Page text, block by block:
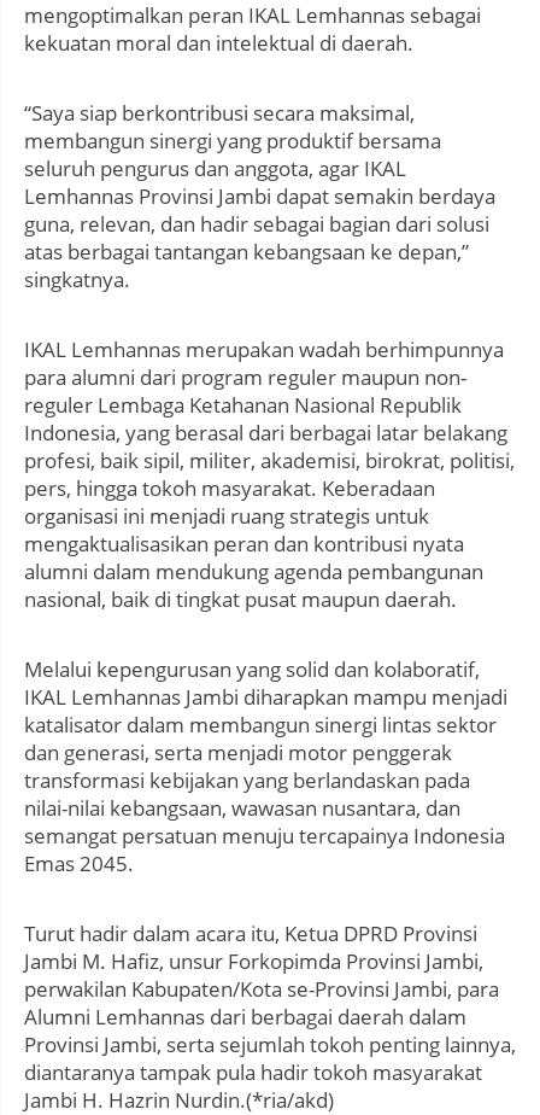
mengoptimalkan peran IKAL Lemhannas sebagai
kekuatan moral dan intelektual di daerah.
“Saya siap berkontribusi secara maksimal,
membangun sinergi yang produktif bersama
seluruh pengurus dan anggota, agar IKAL
Lemhannas Provinsi Jambi dapat semakin berdaya
guna, relevan, dan hadir sebagai bagian dari solusi
atas berbagai tantangan kebangsaan ke depan,”
singkatnya.
IKAL Lemhannas merupakan wadah berhimpunnya
para alumni dari program reguler maupun non-
reguler Lembaga Ketahanan Nasional Republik
Indonesia, yang berasal dari berbagai latar belakang
profesi, baik sipil, militer, akademisi, birokrat, politisi,
pers, hingga tokoh masyarakat. Keberadaan
organisasi ini menjadi ruang strategis untuk
mengaktualisasikan peran dan kontribusi nyata
alumni dalam mendukung agenda pembangunan
nasional, baik di tingkat pusat maupun daerah.
Melalui kepengurusan yang solid dan kolaboratif,
IKAL Lemhannas Jambi diharapkan mampu menjadi
katalisator dalam membangun sinergi lintas sektor
dan generasi, serta menjadi motor penggerak
transformasi kebijakan yang berlandaskan pada
nilai-nilai kebangsaan, wawasan nusantara, dan
semangat persatuan menuju tercapainya Indonesia
Emas 2045.
Turut hadir dalam acara itu, Ketua DPRD Provinsi
Jambi M. Hafiz, unsur Forkopimda Provinsi Jambi,
perwakilan Kabupaten/Kota se-Provinsi Jambi, para
Alumni Lemhannas dari berbagai daerah dalam
Provinsi Jambi, serta sejumlah tokoh penting lainnya,
diantaranya tampak pula hadir tokoh masyarakat
Jambi H. Hazrin Nurdin.(*ria/akd)